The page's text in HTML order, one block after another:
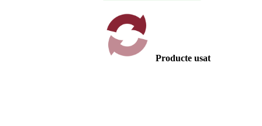
Producte usat